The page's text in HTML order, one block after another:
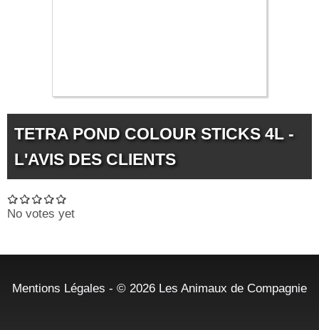
TETRA POND COLOUR STICKS 4L -
L'AVIS DES CLIENTS
No votes yet
Mentions Légales - © 2026 Les Animaux de Compagnie